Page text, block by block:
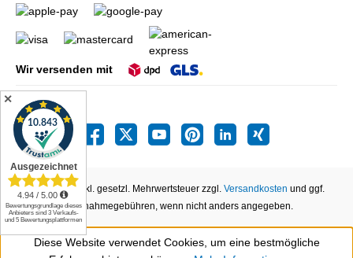
Wir versenden mit
Alle Preise inkl. gesetzl. Mehrwertsteuer zzgl. Versandkosten und ggf.
Nachnahmegebühren, wenn nicht anders angegeben.
Diese Website verwendet Cookies, um eine bestmögliche
✕